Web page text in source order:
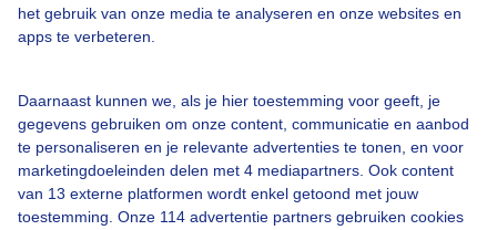
het gebruik van onze media te analyseren en onze websites en
apps te verbeteren.
Daarnaast kunnen we, als je hier toestemming voor geeft, je
gegevens gebruiken om onze content, communicatie en aanbod
te personaliseren en je relevante advertenties te tonen, en voor
marketingdoeleinden delen met 4 mediapartners. Ook content
van 13 externe platformen wordt enkel getoond met jouw
toestemming. Onze 114 advertentie partners gebruiken cookies
Bekijk ook
Pollennieuws.nl
iOS app voor hooikoortsklachten
Android app voor hooikoortsklachten